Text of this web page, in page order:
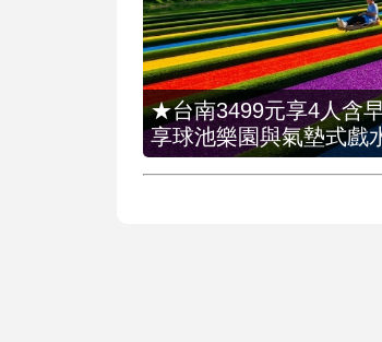
★台南3499元享4人含
享球池樂園與氣墊式戲